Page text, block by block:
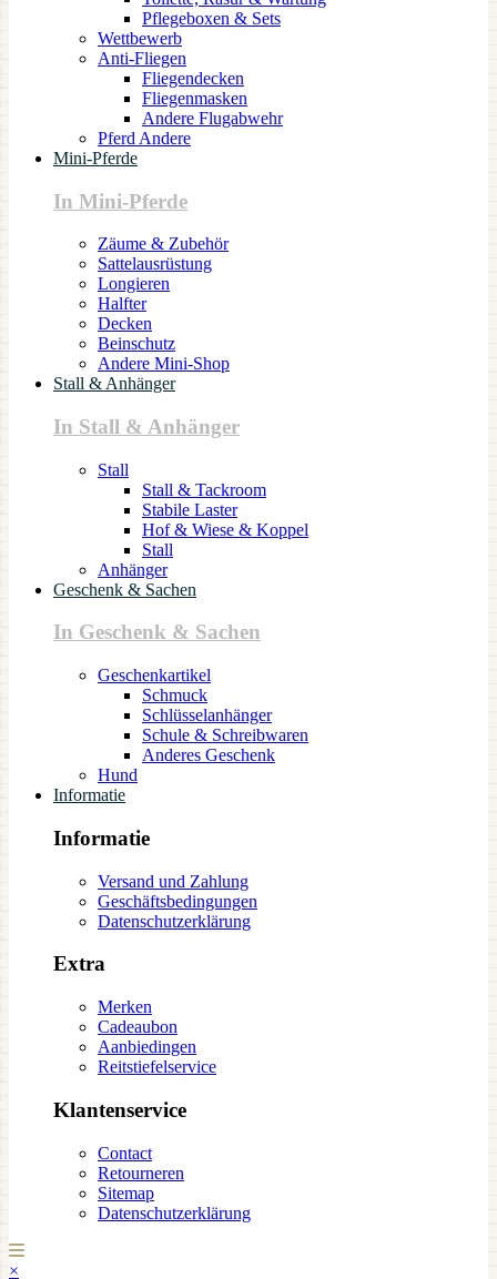
Pflegeboxen & Sets
Wettbewerb
Anti-Fliegen
Fliegendecken
Fliegenmasken
Andere Flugabwehr
Pferd Andere
Mini-Pferde
In Mini-Pferde
Zäume & Zubehör
Sattelausrüstung
Longieren
Halfter
Decken
Beinschutz
Andere Mini-Shop
Stall & Anhänger
In Stall & Anhänger
Stall
Stall & Tackroom
Stabile Laster
Hof & Wiese & Koppel
Stall
Anhänger
Geschenk & Sachen
In Geschenk & Sachen
Geschenkartikel
Schmuck
Schlüsselanhänger
Schule & Schreibwaren
Anderes Geschenk
Hund
Informatie
Informatie
Versand und Zahlung
Geschäftsbedingungen
Datenschutzerklärung
Extra
Merken
Cadeaubon
Aanbiedingen
Reitstiefelservice
Klantenservice
Contact
Retourneren
Sitemap
Datenschutzerklärung
×